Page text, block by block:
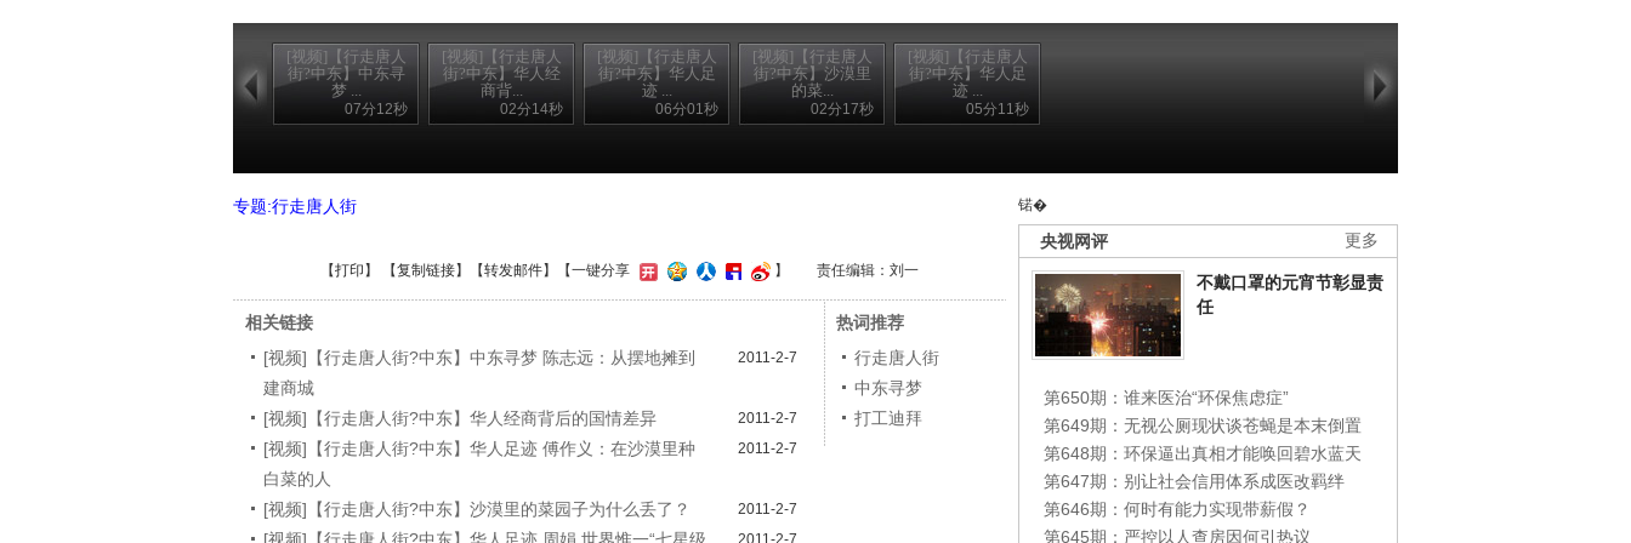
[视频]【行走唐人
街?中东】中东寻
梦 ...
07分12秒
[视频]【行走唐人
街?中东】华人经
商背...
02分14秒
[视频]【行走唐人
街?中东】华人足
迹 ...
06分01秒
[视频]【行走唐人
街?中东】沙漠里
的菜...
02分17秒
[视频]【行走唐人
街?中东】华人足
迹 ...
05分11秒
锘�
更多
央视网评
不戴口罩的元宵节彰显责
任
第650期：谁来医治“环保焦虑症”
第649期：无视公厕现状谈苍蝇是本末倒置
第648期：环保逼出真相才能唤回碧水蓝天
第647期：别让社会信用体系成医改羁绊
第646期：何时有能力实现带薪假？
第645期：严控以人查房因何引热议
专题:行走唐人街
【打印 】 【复制链接】【转发邮件】 【一键分享 】 责任编辑：刘一
相关链接
[视频]【行走唐人街?中东】中东寻梦 陈志远：从摆地摊到
建商城
2011-2-7
[视频]【行走唐人街?中东】华人经商背后的国情差异 2011-2-7
[视频]【行走唐人街?中东】华人足迹 傅作义：在沙漠里种
白菜的人
2011-2-7
[视频]【行走唐人街?中东】沙漠里的菜园子为什么丢了？ 2011-2-7
2011-2-7
热词推荐
行走唐人街
中东寻梦
打工迪拜